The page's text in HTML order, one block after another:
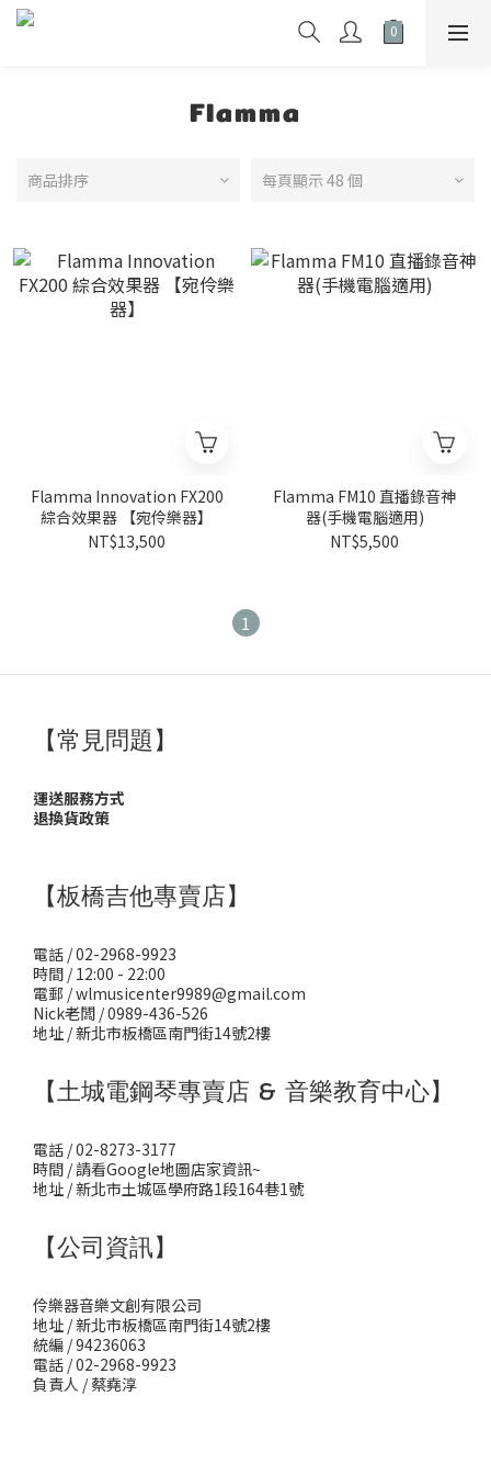
Flamma
商品排序 每頁顯示 48 個
Flamma Innovation FX200
綜合效果器 【宛伶樂器】
NT$13,500
Flamma FM10 直播錄音神
器(手機電腦適用)
NT$5,500
1
【常見問題】
運送服務方式
退換貨政策
【板橋吉他專賣店】
電話 / 02-2968-9923
時間 / 12:00 - 22:00
電郵 / wlmusicenter9989@gmail.com
Nick老闆 / 0989-436-526
地址 / 新北市板橋區南門街14號2樓
【土城電鋼琴專賣店 & 音樂教育中心】
電話 / 02-8273-3177
時間 / 請看Google地圖店家資訊~
地址 / 新北市土城區學府路1段164巷1號
【公司資訊】
伶樂器音樂文創有限公司
地址 / 新北市板橋區南門街14號2樓
統編 / 94236063
電話 / 02-2968-9923
負責人 / 蔡堯淳